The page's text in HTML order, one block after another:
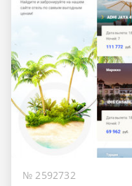
№ 2592732